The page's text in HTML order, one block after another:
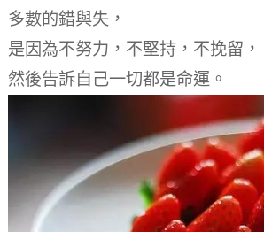
多數的錯與失，
是因為不努力，不堅持，不挽留，
然後告訴自己一切都是命運。